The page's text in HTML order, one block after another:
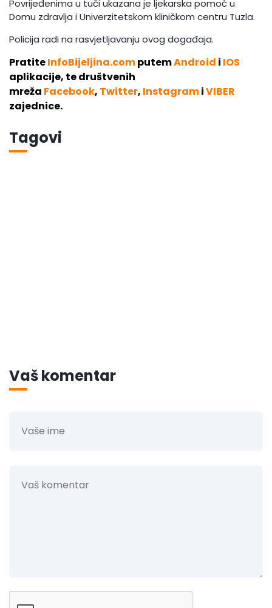
Povrijeđenima u tuči ukazana je ljekarska pomoć u
Domu zdravlja i Univerzitetskom kliničkom centru Tuzla.
Policija radi na rasvjetljavanju ovog događaja.
PratiteInfoBijeljina.computemAndroid i IOS
aplikacije, te društvenih
mreža Facebook, Twitter, InstagramiVIBER
zajednice.
Tagovi
Vaš komentar